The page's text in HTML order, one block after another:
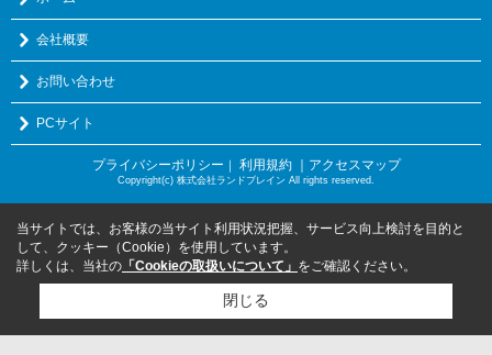
会社概要
お問い合わせ
PCサイト
プライバシーポリシー ｜ 利用規約 ｜アクセスマップ
Copyright(c) 株式会社ランドブレイン All rights reserved.
当サイトでは、お客様の当サイト利用状況把握、サービス向上検討を目的と
して、クッキー（Cookie）を使用しています。
詳しくは、当社の 「Cookieの取扱いについて」 をご確認ください。
閉じる